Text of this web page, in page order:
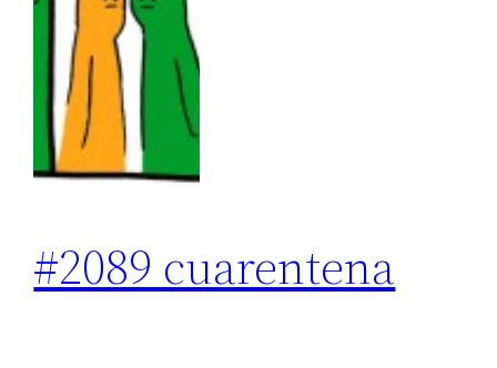
#2089 cuarentena